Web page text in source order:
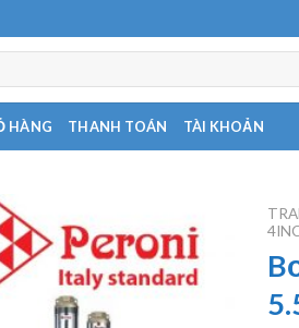
HÀNG THANH TOÁN TÀI KHOẢN